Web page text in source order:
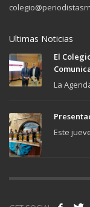
Ultimas Noticias
El
La
Este